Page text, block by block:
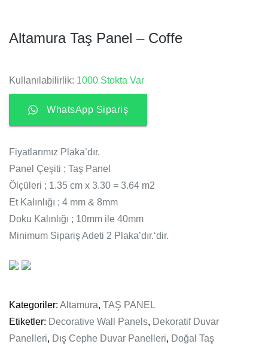
Altamura Taş Panel – Coffe
Kullanılabilirlik: 1000 Stokta Var
WhatsApp Sipariş
Fiyatlarımız Plaka’dır.
Panel Çeşiti ; Taş Panel
Ölçüleri ; 1.35 cm x 3.30 = 3.64 m2
Et Kalınlığı ; 4 mm & 8mm
Doku Kalınlığı ; 10mm ile 40mm
Minimum Sipariş Adeti 2 Plaka’dır.‘dir.
Kategoriler: Altamura, TAŞ PANEL
Etiketler: Decorative Wall Panels, Dekoratif Duvar
Panelleri, Dış Cephe Duvar Panelleri, Doğal Taş